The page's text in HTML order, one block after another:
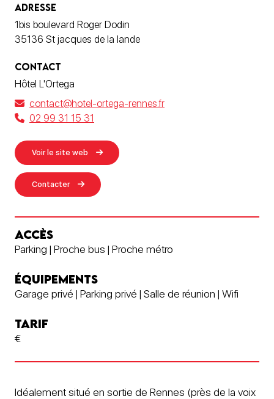
ADRESSE
1bis boulevard Roger Dodin
35136 St jacques de la lande
CONTACT
Hôtel L'Ortega
contact@hotel-ortega-rennes.fr
02 99 31 15 31
Voir le site web
Contacter
ACCÈS
Parking | Proche bus | Proche métro
ÉQUIPEMENTS
Garage privé | Parking privé | Salle de réunion | Wifi
TARIF
€
Idéalement situé en sortie de Rennes (près de la voix